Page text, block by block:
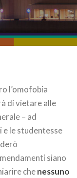
l’omofobia
di vietare alle
– ad
e le studentesse
siano
chenessuno